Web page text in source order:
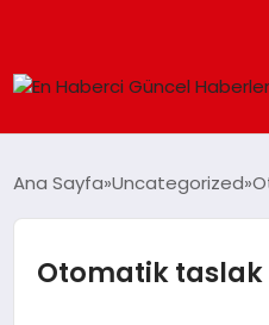
SPOR
SAĞLIK
Ana Sayfa Uncategorized
Otomatik taslak